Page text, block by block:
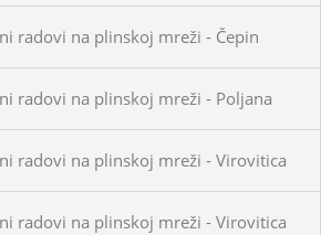
radovi na plinskoj mreži - Čepin
radovi na plinskoj mreži - Poljana
radovi na plinskoj mreži - Virovitica
radovi na plinskoj mreži - Virovitica